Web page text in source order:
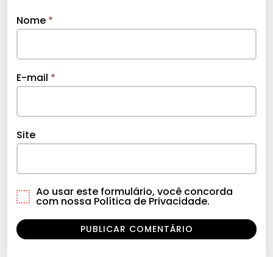
Nome *
E-mail *
Site
Ao usar este formulário, você concorda
com nossa Política de Privacidade.